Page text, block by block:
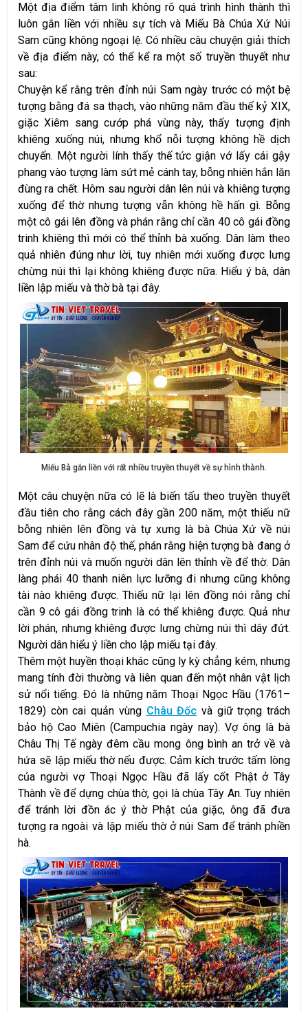
Một địa điểm tâm linh không rõ quá trình hình thành thì
luôn gắn liền với nhiều sự tích và Miếu Bà Chúa Xứ Núi
Sam cũng không ngoại lệ. Có nhiều câu chuyện giải thích
về địa điểm này, có thể kể ra một số truyền thuyết như
sau:
Chuyện kể rằng trên đỉnh núi Sam ngày trước có một bệ
tượng bằng đá sa thạch, vào những năm đầu thế kỷ XIX,
giặc Xiêm sang cướp phá vùng này, thấy tượng định
khiêng xuống núi, nhưng khổ nỗi tượng không hề dịch
chuyển. Một người lính thấy thế tức giận vớ lấy cái gậy
phang vào tượng làm sứt mẻ cánh tay, bỗng nhiên hắn lăn
đùng ra chết. Hôm sau người dân lên núi và khiêng tượng
xuống để thờ nhưng tượng vẫn không hề hấn gì. Bỗng
một cô gái lên đồng và phán rằng chỉ cần 40 cô gái đồng
trinh khiêng thì mới có thể thỉnh bà xuống. Dân làm theo
quả nhiên đúng như lời, tuy nhiên mới xuống được lưng
chừng núi thì lại không khiêng được nữa. Hiểu ý bà, dân
liền lập miếu và thờ bà tại đây.
Miếu Bà gắn liền với rất nhiều truyền thuyết về sự hình thành.
Một câu chuyện nữa có lẽ là biến tấu theo truyền thuyết
đầu tiên cho rằng cách đây gần 200 năm, một thiếu nữ
bỗng nhiên lên đồng và tự xưng là bà Chúa Xứ về núi
Sam để cứu nhân độ thế, phán rằng hiện tượng bà đang ở
trên đỉnh núi và muốn người dân lên thỉnh về để thờ. Dân
làng phái 40 thanh niên lực lưỡng đi nhưng cũng không
tài nào khiêng được. Thiếu nữ lại lên đồng nói rằng chỉ
cần 9 cô gái đồng trinh là có thể khiêng được. Quả như
lời phán, nhưng khiêng được lưng chừng núi thì dây đứt.
Người dân hiểu ý liền cho lập miếu tại đây.
Thêm một huyền thoại khác cũng ly kỳ chẳng kém, nhưng
mang tính đời thường và liên quan đến một nhân vật lịch
sử nổi tiếng. Đó là những năm Thoại Ngọc Hầu (1761–
1829) còn cai quản vùng Châu Đốc và giữ trọng trách
bảo hộ Cao Miên (Campuchia ngày nay). Vợ ông là bà
Châu Thị Tế ngày đêm cầu mong ông bình an trở về và
hứa sẽ lập miếu thờ nếu được. Cảm kích trước tấm lòng
của người vợ Thoại Ngọc Hầu đã lấy cốt Phật ở Tây
Thành về để dựng chùa thờ, gọi là chùa Tây An. Tuy nhiên
để tránh lời đồn ác ý thờ Phật của giặc, ông đã đưa
tượng ra ngoài và lập miếu thờ ở núi Sam để tránh phiền
hà.